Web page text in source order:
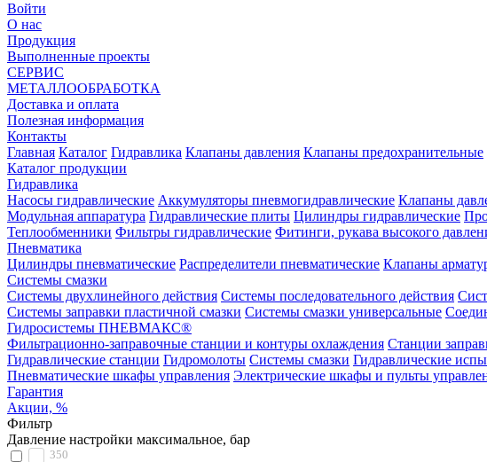
Войти
О нас
Продукция
Выполненные проекты
СЕРВИС
МЕТАЛЛООБРАБОТКА
Доставка и оплата
Полезная информация
Контакты
Главная Каталог Гидравлика Клапаны давления Клапаны предохранительные
Каталог продукции
Гидравлика
Насосы гидравлические Аккумуляторы пневмогидравлические Клапаны
Модульная аппаратура Гидравлические плиты Цилиндры гидравлические
Теплообменники Фильтры гидравлические Фитинги, рукава высокого
Пневматика
Цилиндры пневматические Распределители пневматические Клапаны
Системы смазки
Системы двухлинейного действия Системы последовательного действия
Системы заправки пластичной смазки Системы смазки универсальные
Гидросистемы ПНЕВМАКС®
Фильтрационно-заправочные станции и контуры охлаждения Станции
Гидравлические станции Гидромолоты Системы смазки Гидравлические
Пневматические шкафы управления Электрические шкафы и пульты
Гарантия
Акции, %
Фильтр
Давление настройки максимальное, бар
350